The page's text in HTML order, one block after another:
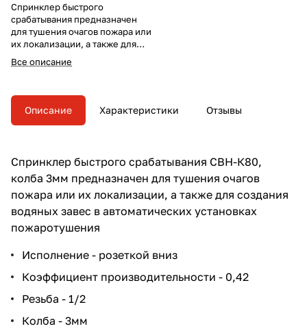
Спринклер быстрого
срабатывания предназначен
для тушения очагов пожара или
их локализации, а также для
создания водяных завес в
автоматических установках
Все описание
Описание Характеристики Отзывы
Спринклер быстрого срабатывания СBН-К80,
колба 3мм предназначен для тушения очагов
пожара или их локализации, а также для создания
водяных завес в автоматических установках
пожаротушения
Исполнение - розеткой вниз
Коэффициент производительности - 0,42
Резьба - 1/2
Колба - 3мм